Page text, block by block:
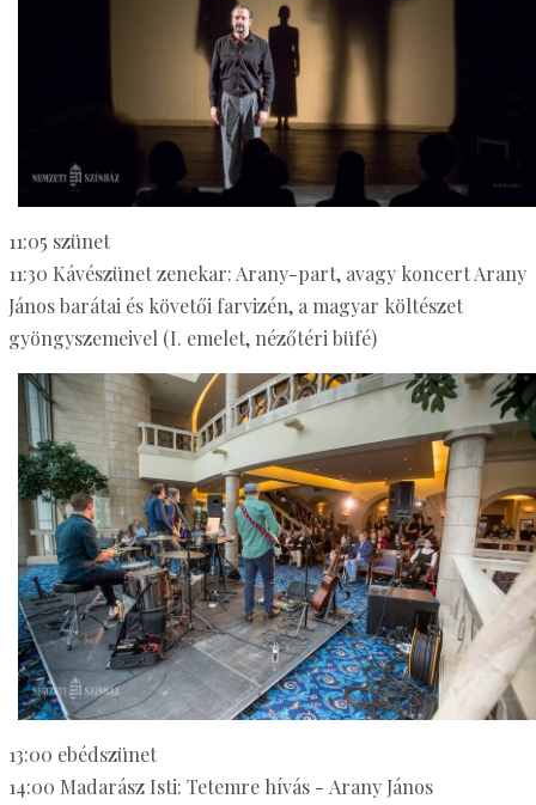
11:05 szünet
11:30 Kávészünet zenekar: Arany-part, avagy koncert Arany
János barátai és követői farvizén, a magyar költészet
gyöngyszemeivel (I. emelet, nézőtéri büfé)
13:00 ebédszünet
14:00 Madarász Isti: Tetemre hívás - Arany János